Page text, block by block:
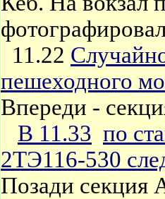
11.22
пешеходного
Впереди -
В 11.33 по
2ТЭ116-530
Позади секция